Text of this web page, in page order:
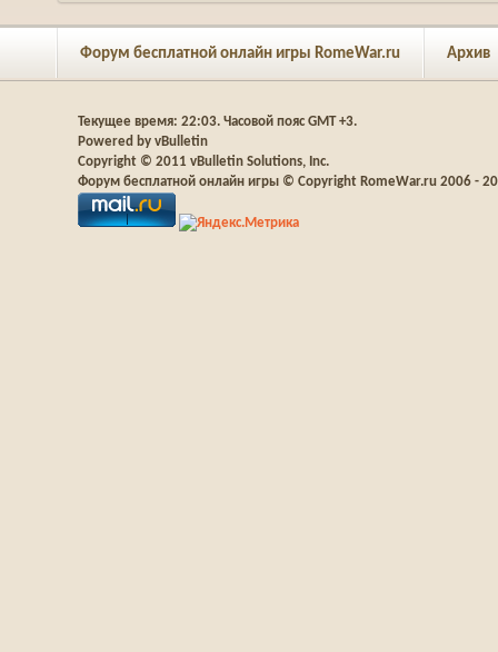
Форум бесплатной онлайн игры RomeWar.ru Архив
Текущее время: 22:03. Часовой пояс GMT +3.
Powered by vBulletin
Copyright © 2011 vBulletin Solutions, Inc.
Форум бесплатной онлайн игры © Copyright RomeWar.ru 2006 -